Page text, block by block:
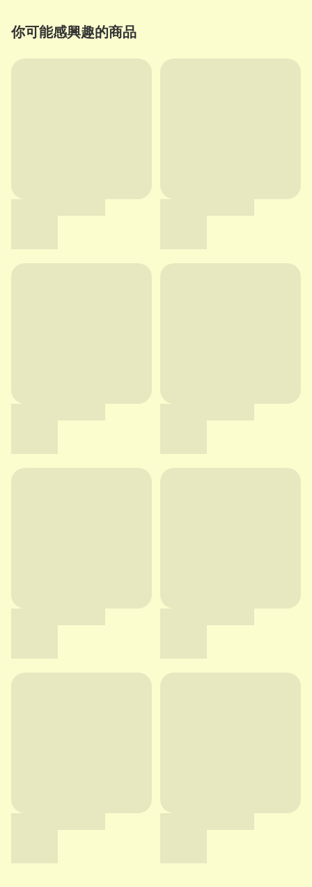
你可能感興趣的商品